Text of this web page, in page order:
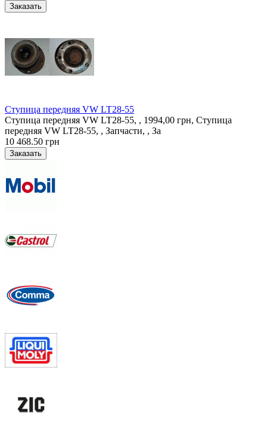
Ступица передняя VW LT28-55
Ступица передняя VW LT28-55, , 1994,00 грн, Ступица
передняя VW LT28-55, , Запчасти, , За
10 468.50 грн